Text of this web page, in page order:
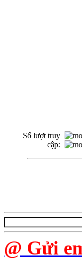
Số lượt truy
cập:
@ Gửi